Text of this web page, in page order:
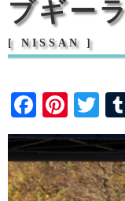
ブギー
[ NISSAN ]
F
a
c
e
Pi
nt
er
e
T
wi
tt
er